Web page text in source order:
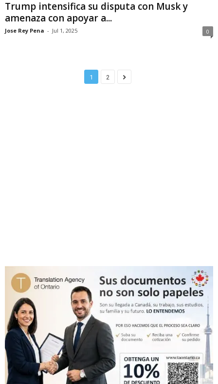
Trump intensifica su disputa con Musk y
amenaza con apoyar a...
Jose Rey Pena - Jul 1, 2025 0
1 2